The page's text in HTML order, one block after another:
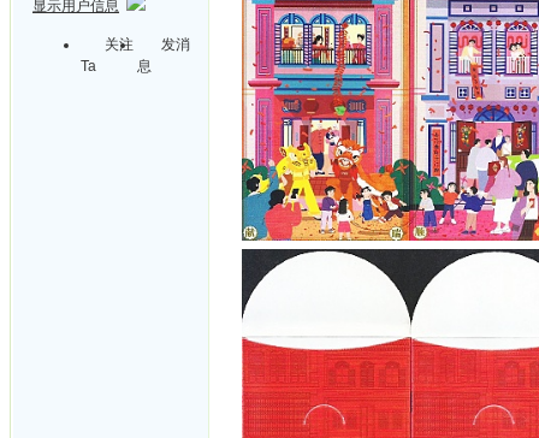
显示用户信息
关注
Ta
发消
息